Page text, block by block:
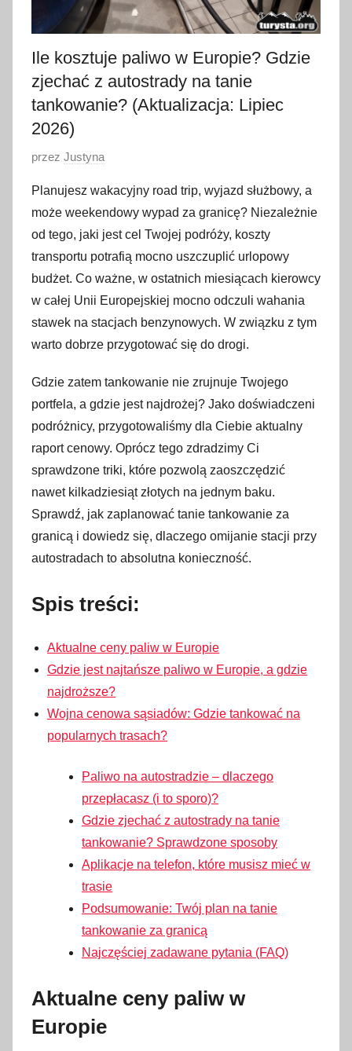
Ile kosztuje paliwo w Europie? Gdzie
zjechać z autostrady na tanie
tankowanie? (Aktualizacja: Lipiec
2026)
O
u
b
l
i
k
o
w
a
o
1
9
l
2
0
6
przez Justyna
Planujesz wakacyjny road trip, wyjazd służbowy, a
może weekendowy wypad za granicę? Niezależnie
od tego, jaki jest cel Twojej podróży, koszty
transportu potrafią mocno uszczuplić urlopowy
budżet. Co ważne, w ostatnich miesiącach kierowcy
w całej Unii Europejskiej mocno odczuli wahania
stawek na stacjach benzynowych. W związku z tym
warto dobrze przygotować się do drogi.
Gdzie zatem tankowanie nie zrujnuje Twojego
portfela, a gdzie jest najdrożej? Jako doświadczeni
podróżnicy, przygotowaliśmy dla Ciebie aktualny
raport cenowy. Oprócz tego zdradzimy Ci
sprawdzone triki, które pozwolą zaoszczędzić
nawet kilkadziesiąt złotych na jednym baku.
Sprawdź, jak zaplanować tanie tankowanie za
granicą i dowiedz się, dlaczego omijanie stacji przy
autostradach to absolutna konieczność.
Spis treści:
Aktualne ceny paliw w Europie
Gdzie jest najtańsze paliwo w Europie, a gdzie
najdroższe?
Wojna cenowa sąsiadów: Gdzie tankować na
popularnych trasach?
Paliwo na autostradzie – dlaczego
przepłacasz (i to sporo)?
Gdzie zjechać z autostrady na tanie
tankowanie? Sprawdzone sposoby
Aplikacje na telefon, które musisz mieć w
trasie
Podsumowanie: Twój plan na tanie
tankowanie za granicą
Najczęściej zadawane pytania (FAQ)
Aktualne ceny paliw w
Europie